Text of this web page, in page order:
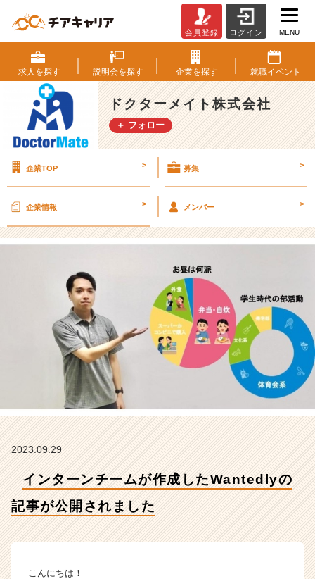
ン
タ
ー
ン
チ
ー
成
W
a
y
の
記
事
が
公
し
【ド
タ
会員登録 ログイン MENU
求人を探す 説明会を探す 企業を探す 就職イベント
ドクターメイト株式会社
＋ フォロー
企業TOP > 募集 >
企業情報 > メンバー >
2023.09.29
インターンチームが作成したWantedlyの
記事が公開されました
こんにちは！